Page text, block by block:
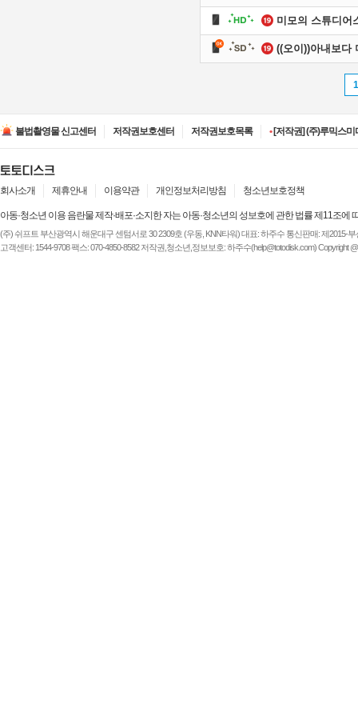
미모의 스튜디어
1
불법촬영물 신고센터 저작권보호센터 저작권보호목록
•[저작권] (주)루믹스미
•[저작권] (주)JAYE -
회사소개 제휴안내 이용약관 개인정보처리방침 청소년보호정책
아동·청소년 이용 음란물 제작·배포·소지한 자는 아동·청소년의 성보호에 관한 법률 제11조에
(주) 쉬프트 부산광역시 해운대구 센텀서로 30 2309호 (우동, KNN타워) 대표: 하주수 통신판매: 제2015-
고객센터: 1544-9708 팩스: 070-4850-8582 저작권,청소년,정보보호: 하주수(help@totodisk.com) Copyright